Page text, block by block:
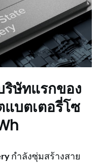
ริษัทแรกของ
บตเตอรี่โซ
กำลังซุ่มสร้างสาย